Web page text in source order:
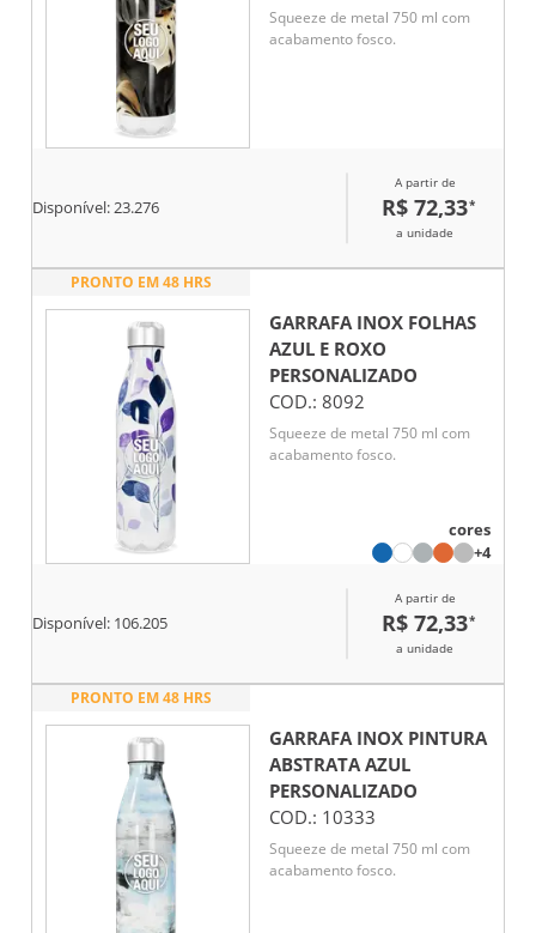
Squeeze de metal 750 ml com
acabamento fosco.
Disponível:23.276
A partir de
R$ 72,33*
a unidade
PRONTO EM 48 HRS
GARRAFA INOX FOLHAS
AZUL E ROXO
PERSONALIZADO
COD.: 8092
Squeeze de metal 750 ml com
acabamento fosco.
cores
+4
Disponível: 106.205
A partir de
R$ 72,33*
a unidade
PRONTO EM 48 HRS
GARRAFA INOX PINTURA
ABSTRATA AZUL
PERSONALIZADO
COD.: 10333
Squeeze de metal 750 ml com
acabamento fosco.